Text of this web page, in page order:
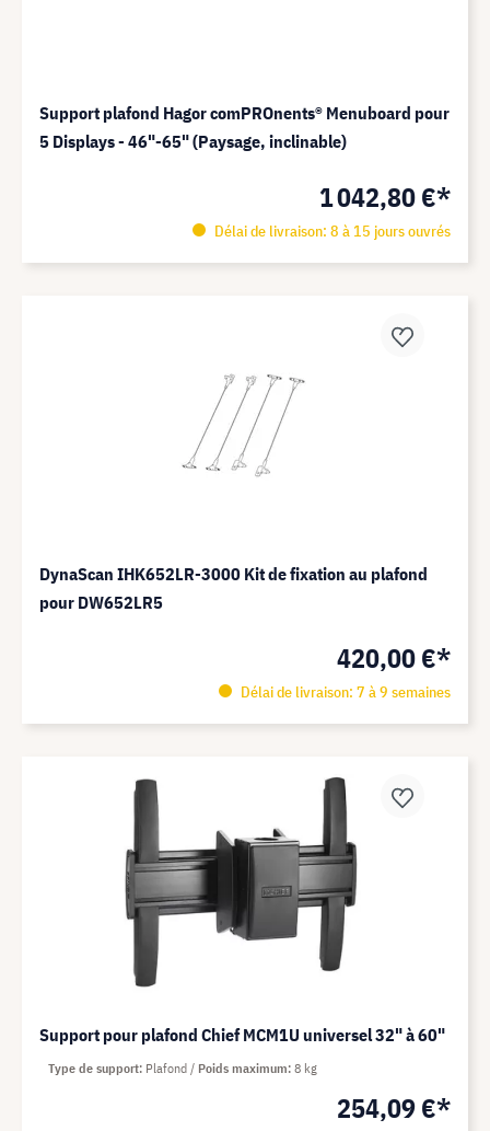
Support plafond Hagor comPROnents® Menuboard pour
5 Displays - 46"-65" (Paysage, inclinable)
1 042,80 €*
Délai de livraison: 8 à 15 jours ouvrés
DynaScan IHK652LR-3000 Kit de fixation au plafond
pour DW652LR5
420,00 €*
Délai de livraison: 7 à 9 semaines
Support pour plafond Chief MCM1U universel 32" à 60"
254,09 €*
Type de support Plafond Poids maximum 8 kg